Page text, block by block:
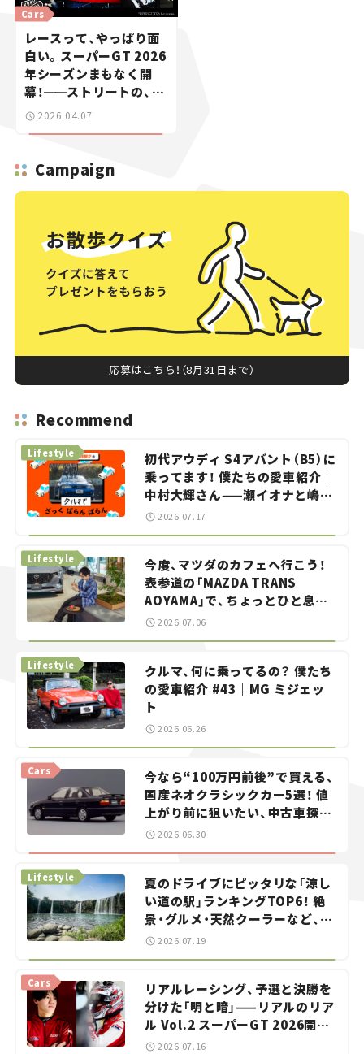
Cars
レースって、やっぱり面
白い。スーパーGT 2026
年シーズンまもなく開
幕！──ストリートの、そ
の先へ Vol. 1
2026.04.07
Campaign
応募はこちら！（8月31日まで）
Recommend
初代アウディ S4アバント（B5）に
乗ってます！ 僕たちの愛車紹介｜
中村大輝さん——瀬イオナと嶋田
智之の「クルマでざっくばらんば
Lifestyle
2026.07.17
今度、マツダのカフェへ行こう！
表参道の「MAZDA TRANS
AOYAMA」で、ちょっとひと息。
——連載｜CCGとクルマでどうす
Lifestyle
2026.07.06
クルマ、何に乗ってるの？ 僕たち
の愛車紹介 #43｜MG ミジェッ
ト
Lifestyle
2026.06.26
今なら“100万円前後”で買える、
国産ネオクラシックカー5選！ 値
上がり前に狙いたい、中古車探し
をお手伝い――ちょっとイケてるマ
Cars
2026.06.30
夏のドライブにピッタリな「涼し
い道の駅」ランキングTOP6！ 絶
景・グルメ・天然クーラーなど、避
暑におすすめのスポットを紹介
Lifestyle
2026.07.19
リアルレーシング、予選と決勝を
分けた「明と暗」——リアルのリア
ル Vol.2 スーパーGT 2026開幕
戦 岡山国際サーキット
Cars
2026.07.16